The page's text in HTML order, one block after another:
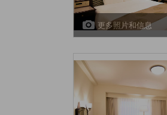
更多照片和信息